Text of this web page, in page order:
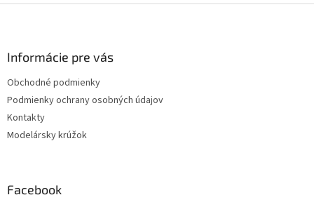
Informácie pre vás
Obchodné podmienky
Podmienky ochrany osobných údajov
Kontakty
Modelársky krúžok
Facebook